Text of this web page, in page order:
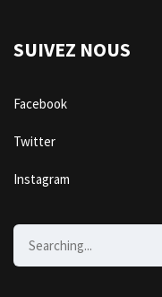
SUIVEZ NOUS
Facebook
Twitter
Instagram
Search